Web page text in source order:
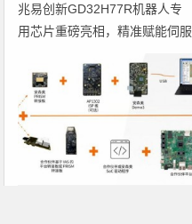
兆易创新GD32H77R机器人专
用芯片重磅亮相，精准赋能伺服